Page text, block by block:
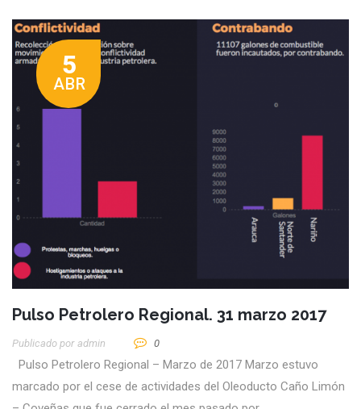
5
ABR
Pulso Petrolero Regional. 31 marzo 2017
Publicado por Admin 0
Pulso Petrolero Regional – Marzo de 2017 Marzo estuvo
marcado por el cese de actividades del Oleoducto Caño Limón